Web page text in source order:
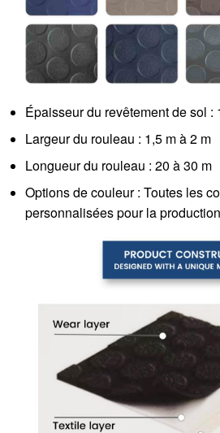
Épaisseur du revêtement de sol :
Largeur du rouleau : 1,5 m à 2 m
Longueur du rouleau : 20 à 30 m
Options de couleur : Toutes les
personnalisées pour la production